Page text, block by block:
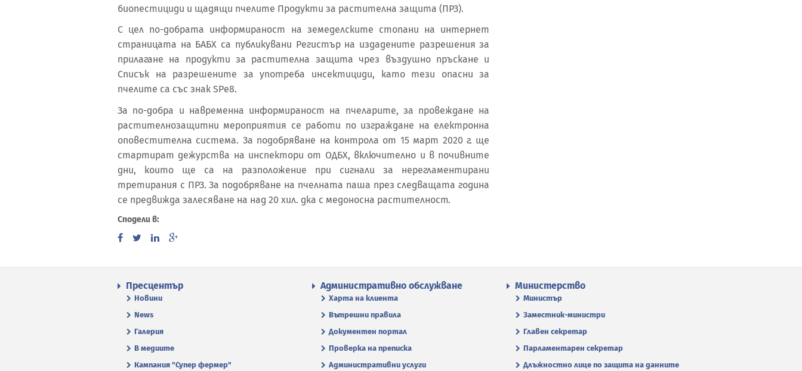
биопестициди и щадящи пчелите Продукти за растителна защита (ПРЗ).
С цел по-добрата информираност на земеделските стопани на интернет
страницата на БАБХ са публикувани Регистър на издадените разрешения за
прилагане на продукти за растителна защита чрез въздушно пръскане и
Списък на разрешените за употреба инсектициди, като тези опасни за
пчелите са със знак SPe8.
За по-добра и навременна информираност на пчеларите, за провеждане на
растителнозащитни мероприятия се работи по изграждане на електронна
оповестителна система. За подобряване на контрола от 15 март 2020 г. ще
стартират дежурства на инспектори от ОДБХ, включително и в почивните
дни, които ще са на разположение при сигнали за нерегламентирани
третирания с ПРЗ. За подобряване на пчелната паша през следващата година
се предвижда залесяване на над 20 хил. дка с медоносна растителност.
Сподели в:
Пресцентър
Новини
News
Галерия
В медиите
Кампания "Супер фермер"
Административно обслужване
Харта на клиента
Вътрешни правила
Документен портал
Проверка на преписка
Административни услуги
Министерство
Министър
Заместник-министри
Главен секретар
Парламентарен секретар
Длъжностно лице по защита на данните